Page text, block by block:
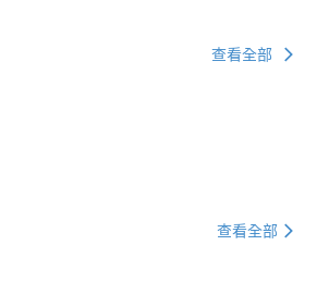
查看全部
查看全部